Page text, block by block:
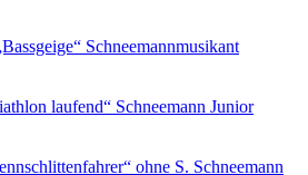
Schneemannmusikant
Schneemann Junior
Schneemann